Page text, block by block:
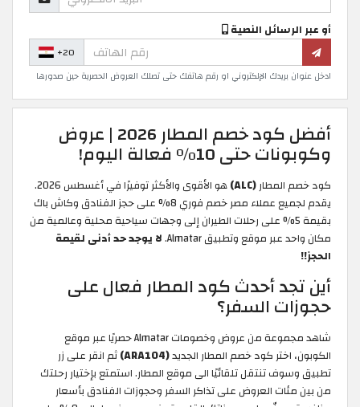
أو عبر الرسائل النصية
+20
ادخل عنوان بريدك الإلكتروني او رقم هاتفك حتى تصلك العروض الحصرية حين صدورها
أفضل كود خصم المطار 2026 | عروض
وكوبونات حتى 10% فعالة اليوم!
كود خصم المطار(ALC)
هو الأقوى والأكثر توفيرًا في أغسطس 2026.
يقدم لجميع عملاء مصر خصم فوري 8% على حجز الفنادق وكاش باك
بقيمة 5% على رحلات الطيران إلى وجهات سياحية محلية وعالمية من
مكان واحد عبر موقع وتطبيق Almatar.
لا يوجد حد أدنى لقيمة
الحجز!!
أين تجد أحدث كود المطار فعال على
حجوزات السفر؟
شاهد مجموعة من عروض وخصومات Almatar حصريًا عبر موقع
الكوبون، اختر كود خصم المطار الجديد(ARA104)
ثم انقر على زر
تطبيق وسوف تنتقل تلقائيًا الى موقع المطار. استمتع بإختيار رحلتك
من بين مئات العروض على تذاكر السفر وحجوزات الفنادق بأسعار